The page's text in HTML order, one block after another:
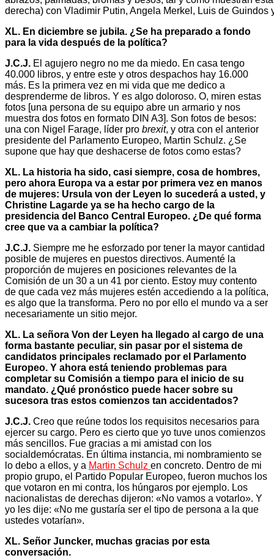
derecha) con Vladimir Putin, Angela Merkel, Luis de Guindos
XL. En diciembre se jubila. ¿Se ha preparado a fondo
para la vida después de la política?
J.C.J. El agujero negro no me da miedo. En casa tengo
40.000 libros, y entre este y otros despachos hay 16.000
más. Es la primera vez en mi vida que me dedico a
desprenderme de libros. Y es algo doloroso. O, miren estas
fotos [una persona de su equipo abre un armario y nos
muestra dos fotos en formato DIN A3]. Son fotos de besos:
una con Nigel Farage, líder pro brexit, y otra con el anterior
presidente del Parlamento Europeo, Martin Schulz. ¿Se
supone que hay que deshacerse de fotos como estas?
XL. La historia ha sido, casi siempre, cosa de hombres,
pero ahora Europa va a estar por primera vez en manos
de mujeres: Ursula von der Leyen lo sucederá a usted, y
Christine Lagarde ya se ha hecho cargo de la
presidencia del Banco Central Europeo. ¿De qué forma
cree que va a cambiar la política?
J.C.J. Siempre me he esforzado por tener la mayor cantidad
posible de mujeres en puestos directivos. Aumenté la
proporción de mujeres en posiciones relevantes de la
Comisión de un 30 a un 41 por ciento. Estoy muy contento
de que cada vez más mujeres estén accediendo a la política,
es algo que la transforma. Pero no por ello el mundo va a ser
necesariamente un sitio mejor.
XL. La señora Von der Leyen ha llegado al cargo de una
forma bastante peculiar, sin pasar por el sistema de
candidatos principales reclamado por el Parlamento
Europeo. Y ahora está teniendo problemas para
completar su Comisión a tiempo para el inicio de su
mandato. ¿Qué pronóstico puede hacer sobre su
sucesora tras estos comienzos tan accidentados?
J.C.J. Creo que reúne todos los requisitos necesarios para
ejercer su cargo. Pero es cierto que yo tuve unos comienzos
más sencillos. Fue gracias a mi amistad con los
socialdemócratas. En última instancia, mi nombramiento se
lo debo a ellos, y a Martin Schulz en concreto. Dentro de mi
propio grupo, el Partido Popular Europeo, fueron muchos los
que votaron en mi contra, los húngaros por ejemplo. Los
nacionalistas de derechas dijeron: «No vamos a votarlo». Y
yo les dije: «No me gustaría ser el tipo de persona a la que
ustedes votarían».
XL. Señor Juncker, muchas gracias por esta
conversación.